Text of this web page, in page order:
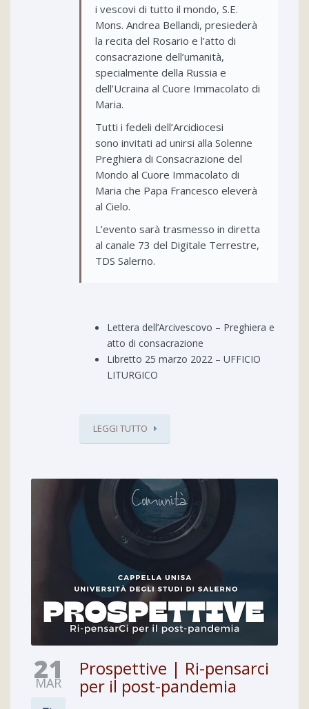
i vescovi di tutto il mondo, S.E.
Mons. Andrea Bellandi, presiederà
la recita del Rosario e l’atto di
consacrazione dell’umanità,
specialmente della Russia e
dell’Ucraina al Cuore Immacolato di
Maria.
Tutti i fedeli dell’Arcidiocesi
sono invitati ad unirsi alla Solenne
Preghiera di Consacrazione del
Mondo al Cuore Immacolato di
Maria che Papa Francesco eleverà
al Cielo.
L’evento sarà trasmesso in diretta
al canale 73 del Digitale Terrestre,
TDS Salerno.
Lettera dell’Arcivescovo – Preghiera e
atto di consacrazione
Libretto 25 marzo 2022 – UFFICIO
LITURGICO
LEGGI TUTTO
21
MAR
Prospettive | Ri-pensarci
per il post-pandemia